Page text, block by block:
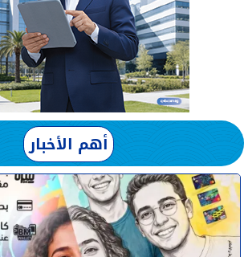
أهم الأخبار